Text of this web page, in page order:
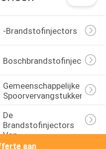
-Brandstofinjectors
Boschbrandstofinjectors
Gemeenschappelijke
Spoorvervangstukken
De
Brandstofinjectors
Van
aan